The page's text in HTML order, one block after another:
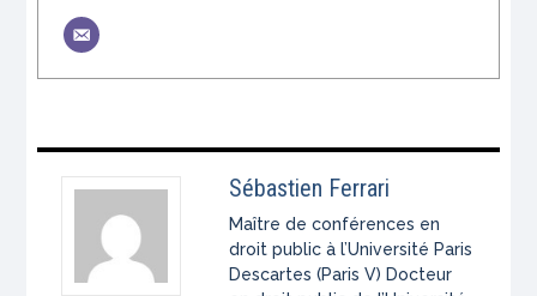
Sébastien Ferrari
Maître de conférences en
droit public à l’Université Paris
Descartes (Paris V) Docteur